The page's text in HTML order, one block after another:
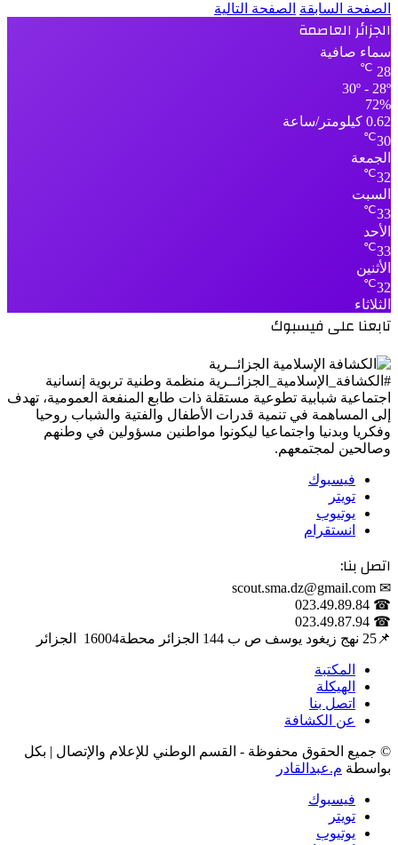
الصفحة السابقة الصفحة التالية
الجزائر العاصمة
سماء صافية
28
℃
30º - 28º
72%
0.62 كيلومتر/ساعة
30
℃
الجمعة
32
℃
السبت
33
℃
الأحد
33
℃
الأثنين
32
℃
الثلاثاء
تابعنا على فيسبوك
#الكشافة_الإسلامية_الجزائــرية منظمة وطنية تربوية إنسانية
اجتماعية شبابية تطوعية مستقلة ذات طابع المنفعة العمومية، تهدف
إلى المساهمة في تنمية قدرات الأطفال والفتية والشباب روحيا
وفكريا وبدنيا واجتماعيا ليكونوا مواطنين مسؤولين في وطنهم
وصالحين لمجتمعهم.
فيسبوك
تويتر
يوتيوب
انستقرام
اتصل بنا:
✉ scout.sma.dz@gmail.com
☎ 023.49.89.84
☎ 023.49.87.94
📌‎25 نهج زيغود يوسف ص ب 144 الجزائر محطة‎ 16004 الجزائر
المكتبة
الهيكلة
اتصل بنا
عن الكشافة
© جميع الحقوق محفوظة - القسم الوطني للإعلام والإتصال | بكل
بواسطة م.عبدالقادر
فيسبوك
تويتر
يوتيوب